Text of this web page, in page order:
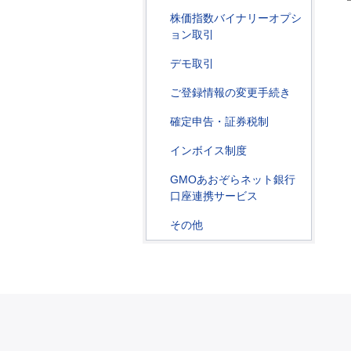
株価指数バイナリーオプシ
ョン取引
デモ取引
ご登録情報の変更手続き
確定申告・証券税制
インボイス制度
GMOあおぞらネット銀行
口座連携サービス
その他